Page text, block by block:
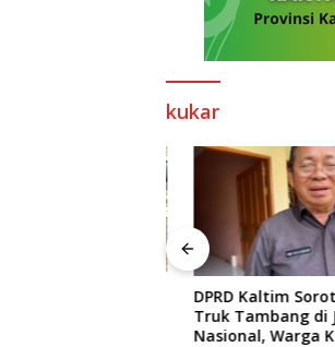
kukar
DPRD Kaltim Soroti
Truk Tambang di
Nasional, Warga Kian